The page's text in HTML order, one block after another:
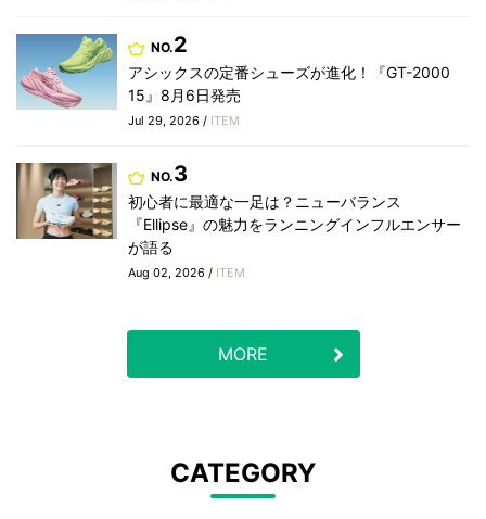
NO.2
アシックスの定番シューズが進化！『GT-2000
15』8月6日発売
Jul 29, 2026 / ITEM
NO.3
初心者に最適な一足は？ニューバランス
『Ellipse』の魅力をランニングインフルエンサー
が語る
Aug 02, 2026 / ITEM
MORE
CATEGORY